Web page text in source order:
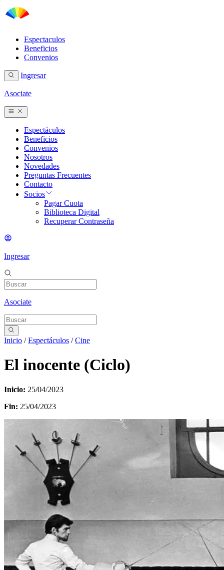
Espectaculos
Beneficios
Convenios
Ingresar
Asociate
Espectáculos
Beneficios
Convenios
Nosotros
Novedades
Preguntas Frecuentes
Contacto
Socios
Pagar Cuota
Biblioteca Digital
Recuperar Contraseña
Ingresar
Asociate
Inicio /Espectáculos /Cine
El inocente (Ciclo)
Inicio: 25/04/2023
Fin: 25/04/2023